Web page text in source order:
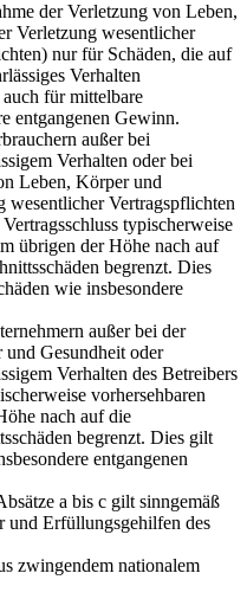
der Verletzung von Leben,
Verletzung wesentlicher
nur für Schäden, die auf
Verhalten
für mittelbare
entgangenen Gewinn.
außer bei
Verhalten oder bei
Leben, Körper und
wesentlicher Vertragspflichten
typischerweise
übrigen der Höhe nach auf
begrenzt. Dies
wie insbesondere
außer bei der
Gesundheit oder
Verhalten des Betreibers
vorhersehbaren
nach auf die
begrenzt. Dies gilt
entgangenen
a bis c gilt sinngemäß
und Erfüllungsgehilfen des
zwingendem nationalem